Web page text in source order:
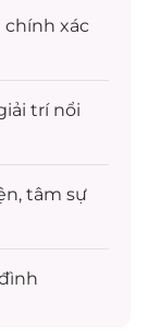
chính xác
trínổi
tâm sự